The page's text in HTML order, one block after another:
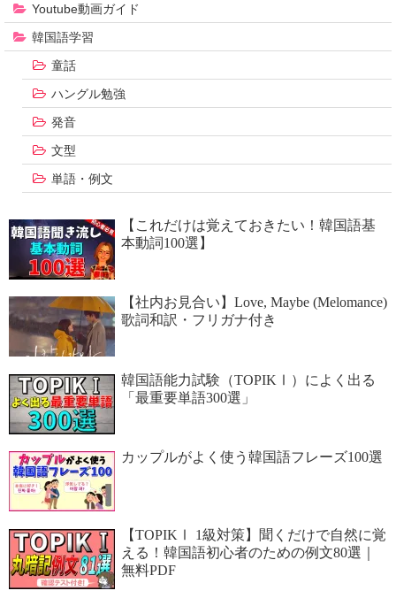
Youtube動画ガイド
韓国語学習
童話
ハングル勉強
発音
文型
単語・例文
【これだけは覚えておきたい！韓国語基
本動詞100選】
【社内お見合い】Love, Maybe (Melomance)
歌詞和訳・フリガナ付き
韓国語能力試験（TOPIKⅠ）によく出る
「最重要単語300選」
カップルがよく使う韓国語フレーズ100選
【TOPIKⅠ 1級対策】聞くだけで自然に覚
える！韓国語初心者のための例文80選｜
無料PDF